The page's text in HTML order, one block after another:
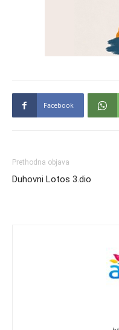
Facebook
Prethodna objava
Duhovni Lotos 3.dio